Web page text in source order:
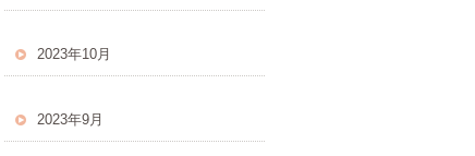
2023年10月
2023年9月